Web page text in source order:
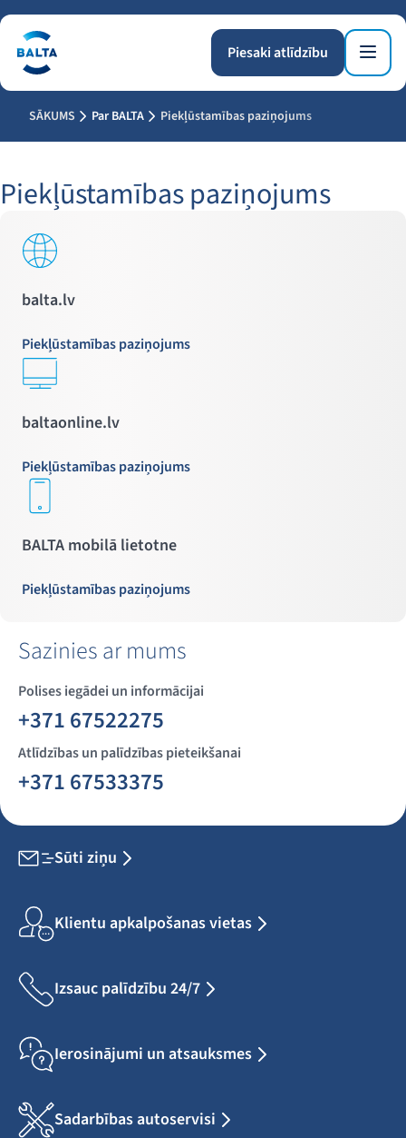
Piesaki atlīdzību
SĀKUMS Par BALTA Piekļūstamības paziņojums
Piekļūstamības paziņojums
balta.lv
Piekļūstamības paziņojums
baltaonline.lv
Piekļūstamības paziņojums
BALTA mobilā lietotne
Piekļūstamības paziņojums
Sazinies ar mums
Polises iegādei un informācijai
+371 67522275
Atlīdzības un palīdzības pieteikšanai
+371 67533375
Sūti ziņu
Klientu apkalpošanas vietas
Izsauc palīdzību 24/7
Ierosinājumi un atsauksmes
Sadarbības autoservisi